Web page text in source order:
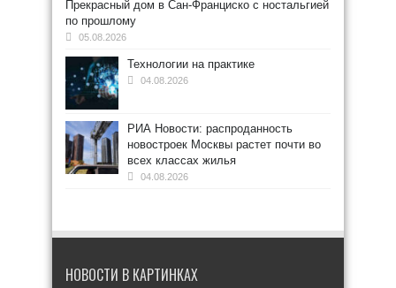
Прекрасный дом в Сан-Франциско с ностальгией
по прошлому
05.08.2026
Технологии на практике
04.08.2026
РИА Новости: распроданность
новостроек Москвы растет почти во
всех классах жилья
04.08.2026
НОВОСТИ В КАРТИНКАХ